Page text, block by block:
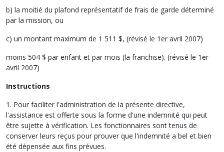
b) la moitié du plafond représentatif de frais de garde déterminé
par la mission, ou
c) un montant maximum de 1 511 $, (révisé le 1er avril 2007)
moins 504 $ par enfant et par mois (la franchise). (révisé le 1er
avril 2007)
Instructions
1. Pour faciliter l'administration de la présente directive,
l'assistance est offerte sous la forme d'une indemnité qui peut
être sujette à vérification. Les fonctionnaires sont tenus de
conserver leurs reçus pour prouver que l'indemnité a bel et bien
été dépensée aux fins prévues.